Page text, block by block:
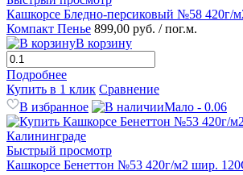
Кашкорсе Бледно-персиковый №58 420г/
Компакт Пенье 899,00 руб. / пог.м.
В корзину
Подробнее
Купить в 1 клик Сравнение
В избранное
Мало - 0.06
Быстрый просмотр
Кашкорсе Бенеттон №53 420г/м2 шир.